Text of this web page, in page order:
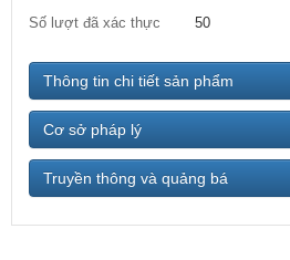
Số lượt đã xác thực
50
Thông tin chi tiết sản phẩm
Cơ sở pháp lý
Truyền thông và quảng bá